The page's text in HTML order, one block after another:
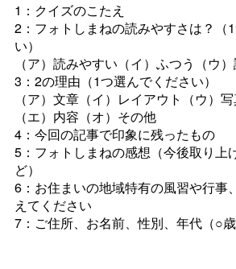
1：クイズのこたえ
2：フォトしまねの読みやすさは？（
い）
（ア）読みやすい（イ）ふつう（ウ
3：2の理由（1つ選んでください）
（ア）文章（イ）レイアウト（ウ）
（エ）内容（オ）その他
4：今回の記事で印象に残ったもの
5：フォトしまねの感想（今後取り上
ど）
6：お住まいの地域特有の風習や行事
えてください
7：ご住所、お名前、性別、年代（○